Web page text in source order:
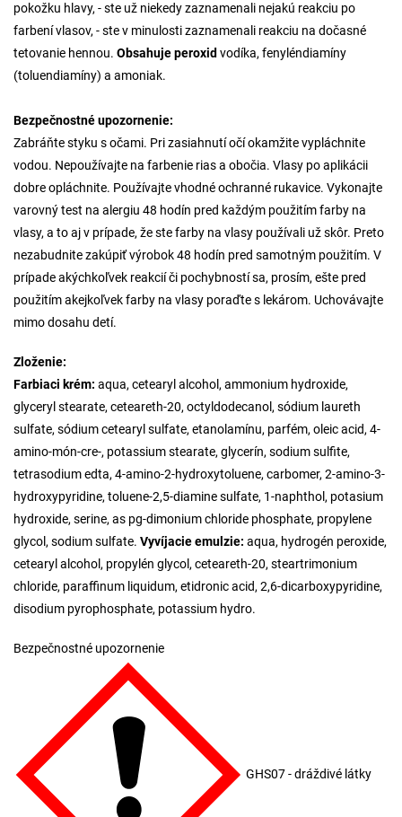
pokožku hlavy, - ste už niekedy zaznamenali nejakú reakciu po
farbení vlasov, - ste v minulosti zaznamenali reakciu na dočasné
tetovanie hennou. Obsahuje peroxid vodíka, fenyléndiamíny
(toluendiamíny) a amoniak.
Bezpečnostné upozornenie:
Zabráňte styku s očami. Pri zasiahnutí očí okamžite vypláchnite
vodou. Nepoužívajte na farbenie rias a obočia. Vlasy po aplikácii
dobre opláchnite. Používajte vhodné ochranné rukavice. Vykonajte
varovný test na alergiu 48 hodín pred každým použitím farby na
vlasy, a to aj v prípade, že ste farby na vlasy používali už skôr. Preto
nezabudnite zakúpiť výrobok 48 hodín pred samotným použitím. V
prípade akýchkoľvek reakcií či pochybností sa, prosím, ešte pred
použitím akejkoľvek farby na vlasy poraďte s lekárom. Uchovávajte
mimo dosahu detí.
Zloženie:
Farbiaci krém: aqua, cetearyl alcohol, ammonium hydroxide,
glyceryl stearate, ceteareth-20, octyldodecanol, sódium laureth
sulfate, sódium cetearyl sulfate, etanolamínu, parfém, oleic acid, 4-
amino-món-cre-, potassium stearate, glycerín, sodium sulfite,
tetrasodium edta, 4-amino-2-hydroxytoluene, carbomer, 2-amino-3-
hydroxypyridine, toluene-2,5-diamine sulfate, 1-naphthol, potasium
hydroxide, serine, as pg-dimonium chloride phosphate, propylene
glycol, sodium sulfate. Vyvíjacie emulzie: aqua, hydrogén peroxide,
cetearyl alcohol, propylén glycol, ceteareth-20, steartrimonium
chloride, paraffinum liquidum, etidronic acid, 2,6-dicarboxypyridine,
disodium pyrophosphate, potassium hydro.
Bezpečnostné upozornenie
GHS07 - dráždivé látky